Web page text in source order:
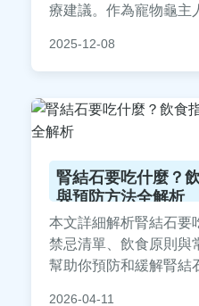
療建議。作為寵物龜主
與常見問答，幫助您全
2025-12-08
腎結石要吃什麼？
與預防方法全解析
本文詳細解析腎結石要
禁忌清單、飲食原則與
幫助你預防和緩解腎結
2026-04-11